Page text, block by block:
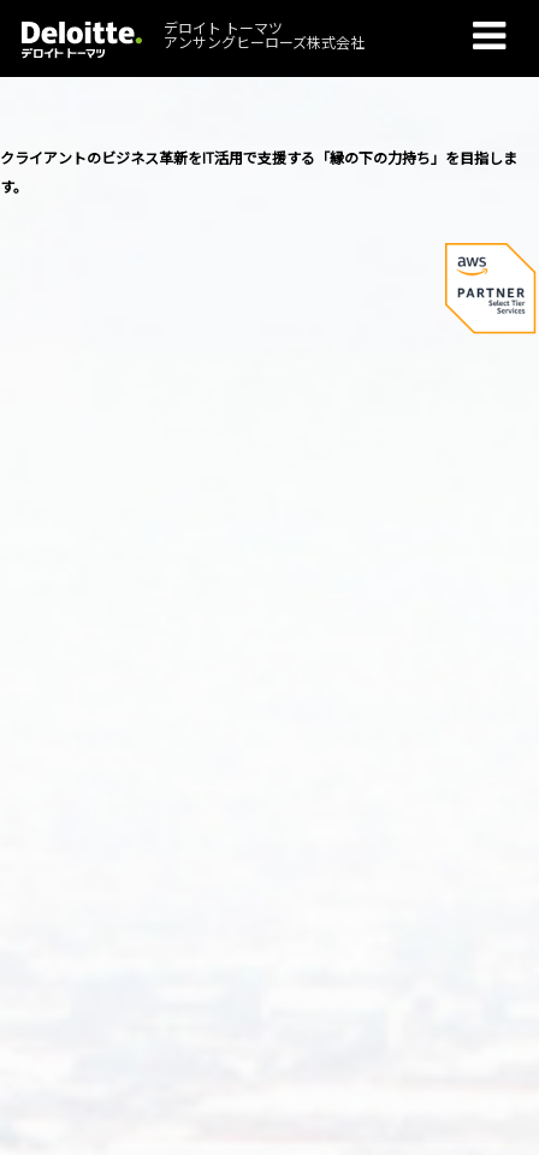
デロイト トーマツ
アンサングヒーローズ株式会社
クライアントのビジネス革新をIT活用で支援する「縁の下の力持ち」を目指しま
す。